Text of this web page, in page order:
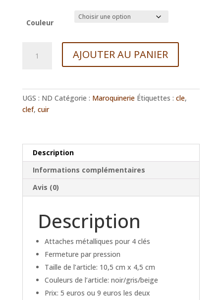
Couleur
pleine
fleur
AJOUTER AU PANIER
UGS : ND Catégorie : Maroquinerie Étiquettes : cle,
clef, cuir
Description
Informations complémentaires
Avis (0)
Description
Attaches métalliques pour 4 clés
Fermeture par pression
Taille de l’article: 10,5 cm x 4,5 cm
Couleurs de l’article: noir/gris/beige
Prix: 5 euros ou 9 euros les deux